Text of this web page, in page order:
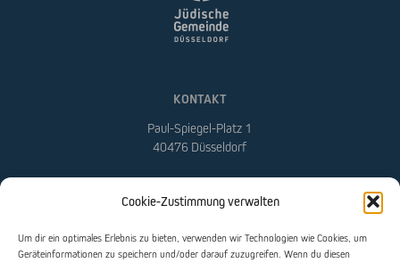
Cookie-Zustimmung verwalten
Um dir ein optimales Erlebnis zu bieten, verwenden wir Technologien wie Cookies, um
Geräteinformationen zu speichern und/oder darauf zuzugreifen. Wenn du diesen
KONTAKT
Paul-Spiegel-Platz 1
40476 Düsseldorf
E-Mail:info@jgdus.de